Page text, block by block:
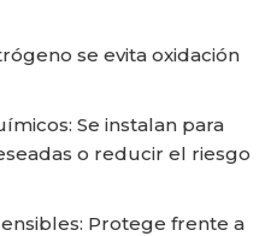
se evita oxidación
Se instalan para
o reducir el riesgo
Protege frente a